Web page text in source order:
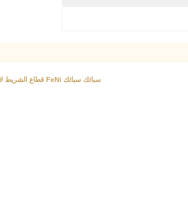
سبائك سبائك FeNi قطاع الشريط لالكهرومغناطيسي مخلب الأساسية